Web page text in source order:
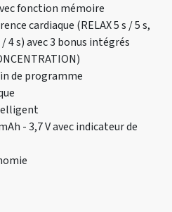
fonction mémoire
cardiaque (RELAX 5 s / 5 s,
/ 4 s) avec 3 bonus intégrés
de programme
- 3,7 V avec indicateur de